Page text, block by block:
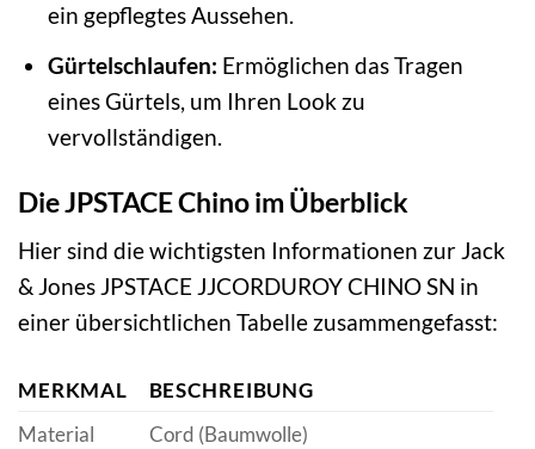
ein gepflegtes Aussehen.
Gürtelschlaufen: Ermöglichen das Tragen
eines Gürtels, um Ihren Look zu
vervollständigen.
Die JPSTACE Chino im Überblick
Hier sind die wichtigsten Informationen zur Jack
& Jones JPSTACE JJCORDUROY CHINO SN in
einer übersichtlichen Tabelle zusammengefasst:
MERKMAL
BESCHREIBUNG
Material
Cord (Baumwolle)